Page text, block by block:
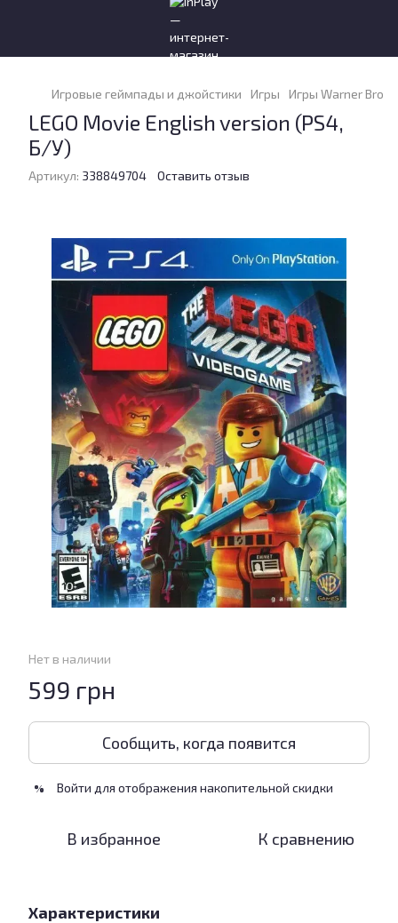
Игровые геймпады и джойстики Игры Игры Warner
LEGO Movie English version (PS4,
Б/У)
Артикул: 338849704 Оставить отзыв
Нет в наличии
599 грн
Сообщить, когда появится
% Войти для отображения накопительной скидки
В избранное К сравнению
Характеристики